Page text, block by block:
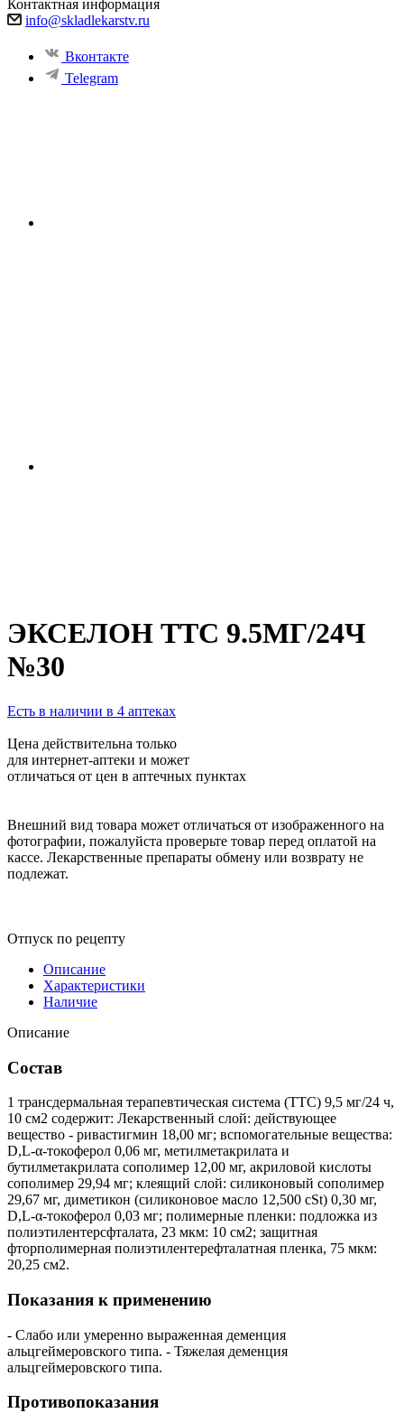
Контактная информация
info@skladlekarstv.ru
Вконтакте
Telegram
ЭКСЕЛОН ТТС 9.5МГ/24Ч
№30
Есть в наличии в 4 аптеках
Цена действительна только
для интернет-аптеки и может
отличаться от цен в аптечных пунктах
Внешний вид товара может отличаться от изображенного на
фотографии, пожалуйста проверьте товар перед оплатой на
кассе. Лекарственные препараты обмену или возврату не
подлежат.
Отпуск по рецепту
Описание
Характеристики
Наличие
Описание
Состав
1 трансдермальная терапевтическая система (ТТС) 9,5 мг/24 ч,
10 см2 содержит: Лекарственный слой: действующее
вещество - ривастигмин 18,00 мг; вспомогательные вещества:
D,L-α-токоферол 0,06 мг, метилметакрилата и
бутилметакрилата сополимер 12,00 мг, акриловой кислоты
сополимер 29,94 мг; клеящий слой: силиконовый сополимер
29,67 мг, диметикон (силиконовое масло 12,500 cSt) 0,30 мг,
D,L-α-токоферол 0,03 мг; полимерные пленки: подложка из
полиэтилентерсфталата, 23 мкм: 10 см2; защитная
фторполимерная полиэтилентерефталатная пленка, 75 мкм:
20,25 см2.
Показания к применению
- Слабо или умеренно выраженная деменция
альцгеймеровского типа. - Тяжелая деменция
альцгеймеровского типа.
Противопоказания